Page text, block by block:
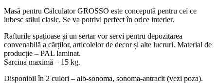
Masă pentru Calculator GROSSO este concepută pentru cei ce
iubesc stilul clasic. Se va potrivi perfect în orice interier.
Rafturile spațioase și un sertar vor servi pentru depozitarea
convenabilă a cărților, articolelor de decor și alte lucruri. Material de
producție – PAL laminat.
Sarcina maximă – 15 kg.
Disponibil în 2 culori – alb-sonoma, sonoma-antracit (vezi poza).